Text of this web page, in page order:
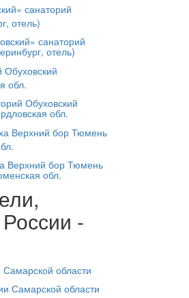
санаторий
отель)
Обуховский
обл.
Верхний бор Тюмень
обл.
-
Самарской области